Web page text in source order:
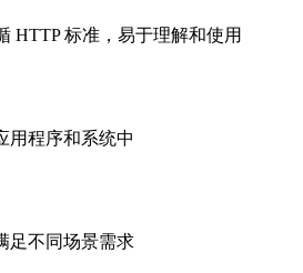
HTTP 标准，易于理解和使用
用程序和系统中
足不同场景需求